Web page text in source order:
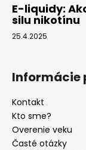
E-liquidy:
silu nikotínu
25.4.2025
Informácie
Kontakt
Kto sme?
Overenie veku
Časté otázky